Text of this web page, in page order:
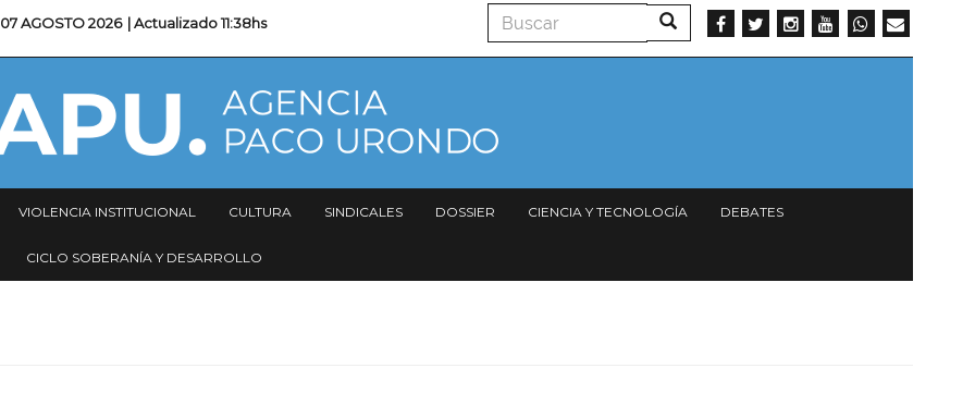
07 AGOSTO 2026 | Actualizado11:38hs Buscar Buscar
VIOLENCIA INSTITUCIONAL CULTURA SINDICALES DOSSIER CIENCIA Y TECNOLOGÍA DEBATES
CICLO SOBERANÍA Y DESARROLLO